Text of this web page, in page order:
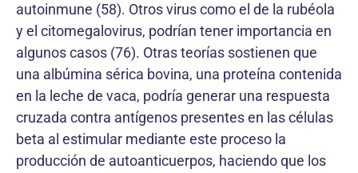
autoinmune (58). Otros virus como el de la rubéola
y el citomegalovirus, podrían tener importancia en
algunos casos (76). Otras teorías sostienen que
una albúmina sérica bovina, una proteína contenida
en la leche de vaca, podría generar una respuesta
cruzada contra antígenos presentes en las células
beta al estimular mediante este proceso la
producción de autoanticuerpos, haciendo que los